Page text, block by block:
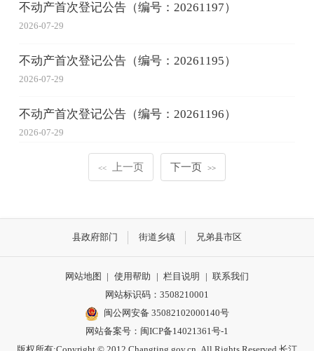
不动产首次登记公告（编号：20261197）
2026-07-29
不动产首次登记公告（编号：20261195）
2026-07-29
不动产首次登记公告（编号：20261196）
2026-07-29
<< 上一页 下一页 >>
县政府部门 街道乡镇 兄弟县市区
网站地图 | 使用帮助 | 栏目说明 | 联系我们
网站标识码：3508210001
闽公网安备 35082102000140号
网站备案号： 闽ICP备14021361号-1